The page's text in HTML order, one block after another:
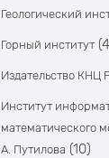
Геологический
Горный институт
Издательство КНЦ
Институт
математического
А. Путилова (10)